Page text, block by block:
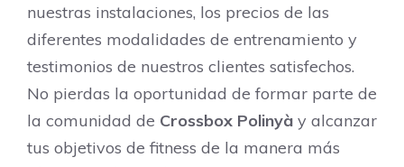
nuestras instalaciones, los precios de las
diferentes modalidades de entrenamiento y
testimonios de nuestros clientes satisfechos.
No pierdas la oportunidad de formar parte de
la comunidad de Crossbox Polinyà y alcanzar
tus objetivos de fitness de la manera más